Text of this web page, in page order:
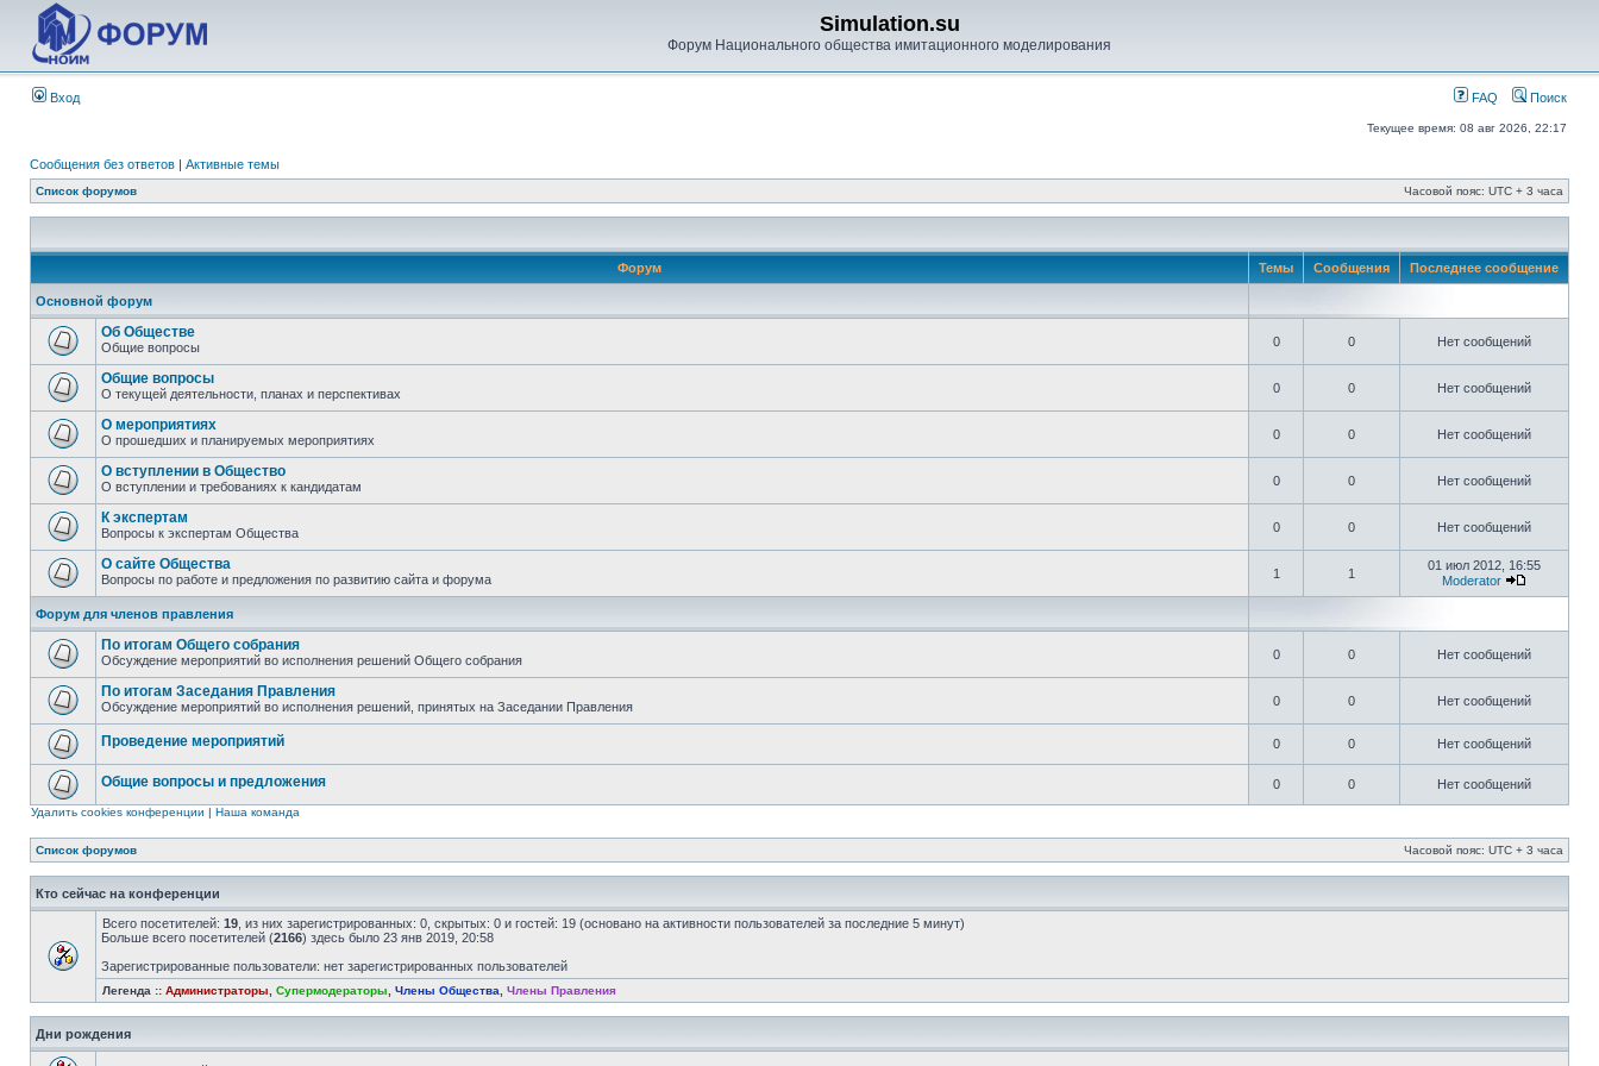
Simulation.su
Форум Национального общества имитационного моделирования
Вход FAQ Поиск
Текущее время: 08 авг 2026, 22:17
Сообщения без ответов | Активные темы
Список форумов Часовой пояс: UTC + 3 часа
Форум Темы Сообщения Последнее сообщение
Основной форум
Об Обществе
Общие вопросы 0 0 Нет сообщений
Общие вопросы
О текущей деятельности, планах и перспективах 0 0 Нет сообщений
О мероприятиях
О прошедших и планируемых мероприятиях 0 0 Нет сообщений
О вступлении в Общество
О вступлении и требованиях к кандидатам 0 0 Нет сообщений
К экспертам
Вопросы к экспертам Общества 0 0 Нет сообщений
О сайте Общества
Вопросы по работе и предложения по развитию сайта и форума 1 1
01 июл 2012, 16:55
Moderator
Форум для членов правления
По итогам Общего собрания
Обсуждение мероприятий во исполнения решений Общего собрания 0 0 Нет сообщений
По итогам Заседания Правления
Обсуждение мероприятий во исполнения решений, принятых на Заседании Правления 0 0 Нет сообщений
Проведение мероприятий 0 0 Нет сообщений
Общие вопросы и предложения 0 0 Нет сообщений
Удалить cookies конференции | Наша команда
Список форумов Часовой пояс: UTC + 3 часа
Кто сейчас на конференции
Всего посетителей: 19 , из них зарегистрированных: 0, скрытых: 0 и гостей: 19 (основано на активности пользователей за последние 5 минут)
Больше всего посетителей (2166) здесь было 23 янв 2019, 20:58
Зарегистрированные пользователи: нет зарегистрированных пользователей
Легенда :: Администраторы Супермодераторы Члены Общества Члены Правления
Дни рождения